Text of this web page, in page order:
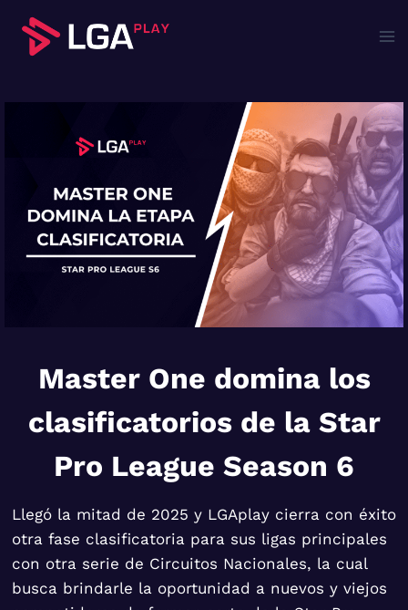
contenido
Master One domina los
clasificatorios de la Star
Pro League Season 6
Llegó la mitad de 2025 y LGAplay cierra con éxito
otra fase clasificatoria para sus ligas principales
con otra serie de Circuitos Nacionales, la cual
busca brindarle la oportunidad a nuevos y viejos